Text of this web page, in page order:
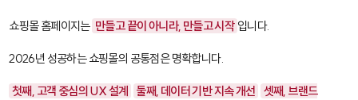
쇼핑몰 홈페이지는 만들고 끝이 아니라, 만들고 시작 입니다.
2026년 성공하는 쇼핑몰의 공통점은 명확합니다.
첫째, 고객 중심의 UX 설계 둘째, 데이터 기반 지속 개선 셋째, 브랜드